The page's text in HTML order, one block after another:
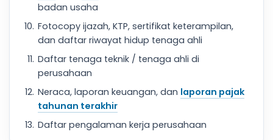
badan usaha
Fotocopy ijazah, KTP, sertifikat keterampilan,
dan daftar riwayat hidup tenaga ahli
Daftar tenaga teknik / tenaga ahli di
perusahaan
Neraca, laporan keuangan, dan laporan pajak
tahunan terakhir
Daftar pengalaman kerja perusahaan